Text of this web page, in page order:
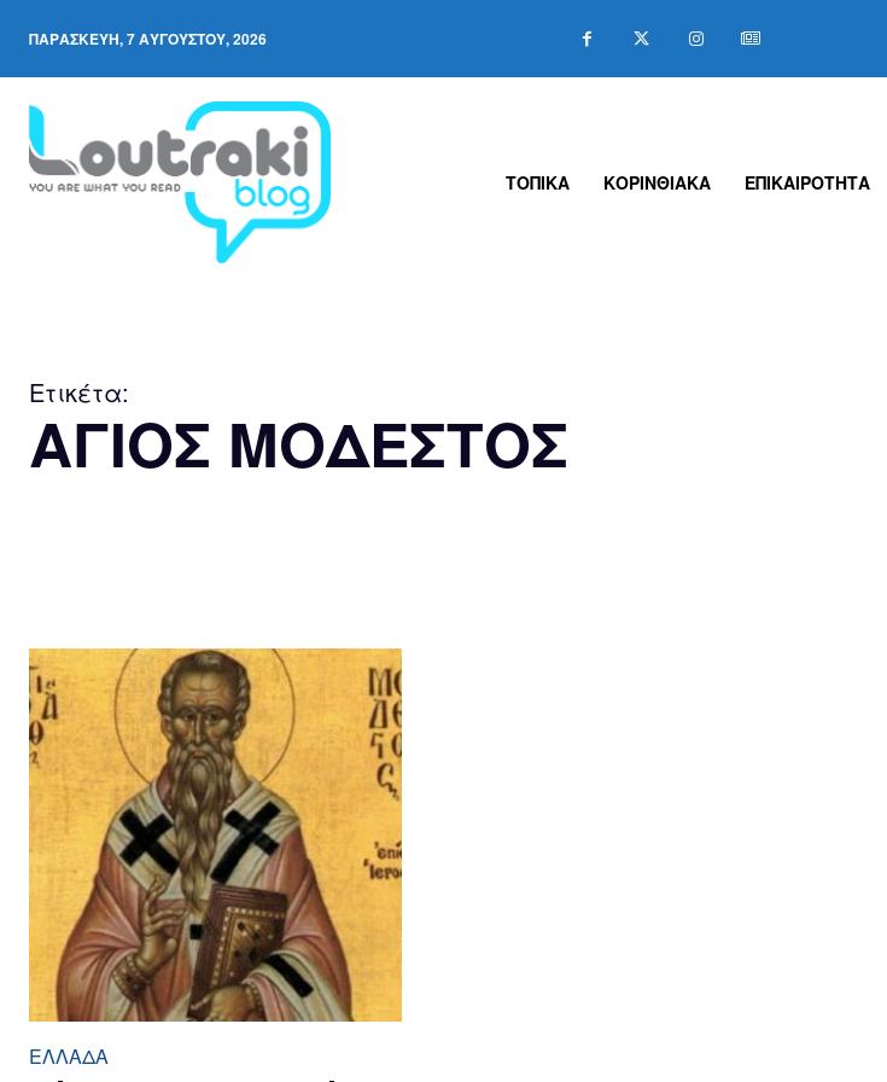
ΠΑΡΑΣΚΕΥΉ, 7 ΑΥΓΟΎΣΤΟΥ, 2026
ΤΟΠΙΚΑ ΚΟΡΙΝΘΙΑΚΑ ΕΠΙΚΑΙΡΟΤΗΤΑ
Ετικέτα:
ΑΓΙΟΣ ΜΟΔΕΣΤΟΣ
ΕΛΛΆΔΑ